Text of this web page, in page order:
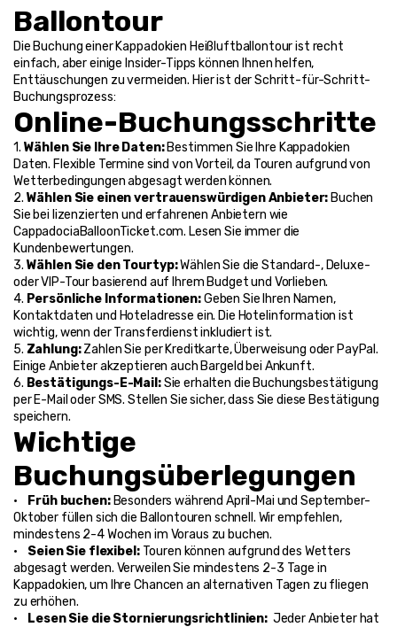
Ballontour
Die Buchung einer Kappadokien Heißluftballontour ist recht
einfach, aber einige Insider-Tipps können Ihnen helfen,
Enttäuschungen zu vermeiden. Hier ist der Schritt-für-Schritt-
Buchungsprozess:
Online-Buchungsschritte
1. Wählen Sie Ihre Daten: Bestimmen Sie Ihre Kappadokien
Daten. Flexible Termine sind von Vorteil, da Touren aufgrund von
Wetterbedingungen abgesagt werden können.
2. Wählen Sie einen vertrauenswürdigen Anbieter: Buchen
Sie bei lizenzierten und erfahrenen Anbietern wie
CappadociaBalloonTicket.com. Lesen Sie immer die
Kundenbewertungen.
3. Wählen Sie den Tourtyp: Wählen Sie die Standard-, Deluxe-
oder VIP-Tour basierend auf Ihrem Budget und Vorlieben.
4. Persönliche Informationen: Geben Sie Ihren Namen,
Kontaktdaten und Hoteladresse ein. Die Hotelinformation ist
wichtig, wenn der Transferdienst inkludiert ist.
5. Zahlung: Zahlen Sie per Kreditkarte, Überweisung oder PayPal.
Einige Anbieter akzeptieren auch Bargeld bei Ankunft.
6. Bestätigungs-E-Mail: Sie erhalten die Buchungsbestätigung
per E-Mail oder SMS. Stellen Sie sicher, dass Sie diese Bestätigung
speichern.
Wichtige
Buchungsüberlegungen
• Früh buchen: Besonders während April-Mai und September-
Oktober füllen sich die Ballontouren schnell. Wir empfehlen,
mindestens 2-4 Wochen im Voraus zu buchen.
• Seien Sie flexibel: Touren können aufgrund des Wetters
abgesagt werden. Verweilen Sie mindestens 2-3 Tage in
Kappadokien, um Ihre Chancen an alternativen Tagen zu fliegen
zu erhöhen.
•
Lesen Sie die Stornierungsrichtlinien: Jeder Anbieter hat